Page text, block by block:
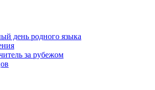
день родного языка
за рубежом